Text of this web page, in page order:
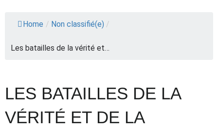
Home / Non classifié(e) /
Les batailles de la vérité et…
LES BATAILLES DE LA
VÉRITÉ ET DE LA